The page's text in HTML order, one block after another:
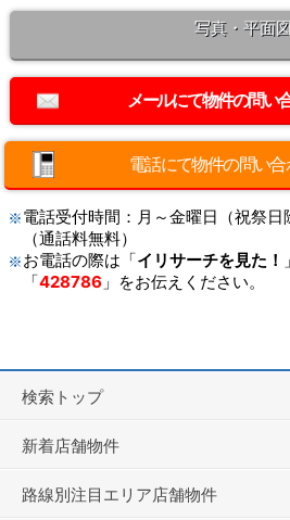
写真・平面
電話にて物件の問い
電話受付時間：月～金曜日（祝祭
（通話料無料）
お電話の際は「イリサーチを見た！
「428786 」をお伝えください。
検索トップ
新着店舗物件
路線別注目エリア店舗物件